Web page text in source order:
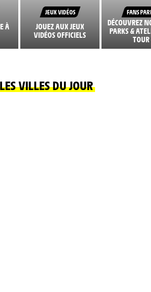
À
JEUX VIDÉOS
JOUEZ AUX JEUX
VIDÉOS OFFICIELS
FANS
DÉCOUVREZ
PARKS &
TOUR
VILLES DU JOUR